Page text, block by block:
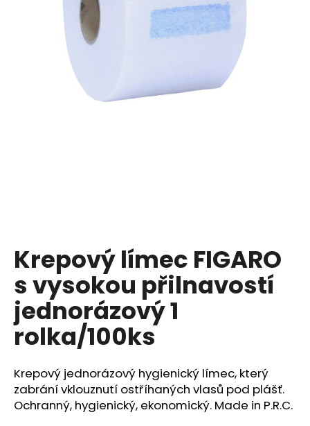
Krepový límec FIGARO
s vysokou přilnavostí
jednorázový 1
rolka/100ks
Krepový jednorázový hygienický límec, který
zabrání vklouznutí ostříhaných vlasů pod plášť.
Ochranný, hygienický, ekonomický. Made in P.R.C.
p
o
r
u
u
j
m
e